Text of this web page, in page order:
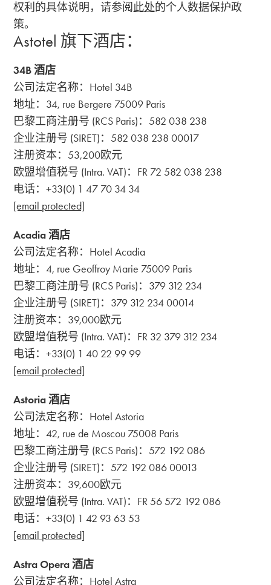
权利的具体说明，请参阅此处的个人数据保护政
策。
Astotel 旗下酒店：
34B 酒店
公司法定名称：Hotel 34B
地址：34, rue Bergere 75009 Paris
巴黎工商注册号 (RCS Paris)：582 038 238
企业注册号 (SIRET)：582 038 238 00017
注册资本：53,200欧元
欧盟增值税号 (Intra. VAT)：FR 72 582 038 238
电话：+33(0) 1 47 70 34 34
[email protected]
Acadia 酒店
公司法定名称：Hotel Acadia
地址：4, rue Geoffroy Marie 75009 Paris
巴黎工商注册号 (RCS Paris)：379 312 234
企业注册号 (SIRET)：379 312 234 00014
注册资本：39,000欧元
欧盟增值税号 (Intra. VAT)：FR 32 379 312 234
电话：+33(0) 1 40 22 99 99
[email protected]
Astoria 酒店
公司法定名称：Hotel Astoria
地址：42, rue de Moscou 75008 Paris
巴黎工商注册号 (RCS Paris)：572 192 086
企业注册号 (SIRET)：572 192 086 00013
注册资本：39,600欧元
欧盟增值税号 (Intra. VAT)：FR 56 572 192 086
电话：+33(0) 1 42 93 63 53
[email protected]
Astra Opera 酒店
公司法定名称：Hotel Astra